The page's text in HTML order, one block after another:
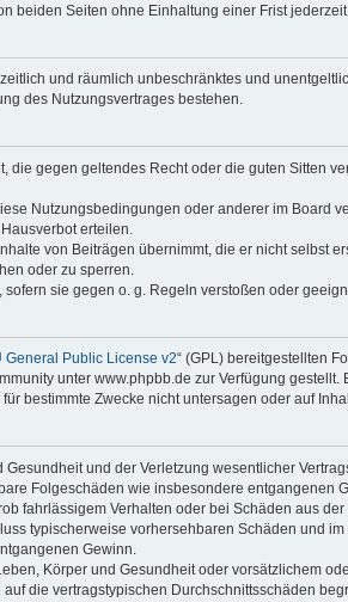
beiden Seiten ohne Einhaltung einer Frist
und räumlich unbeschränktes und
des Nutzungsvertrages bestehen.
gegen geltendes Recht oder die guten Sitten
Nutzungsbedingungen oder anderer im Board
erteilen.
von Beiträgen übernimmt, die er nicht selbst
oder zu sperren.
sie gegen o. g. Regeln verstoßen oder
General Public License v2“ (GPL) bereitgestellten
unter www.phpbb.de zur Verfügung
bestimmte Zwecke nicht untersagen oder auf
und der Verletzung wesentlicher
Folgeschäden wie insbesondere entgangenen
fahrlässigem Verhalten oder bei Schäden aus
typischerweise vorhersehbaren Schäden und
Gewinn.
Körper und Gesundheit oder vorsätzlichem
die vertragstypischen Durchschnittsschäden